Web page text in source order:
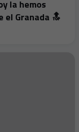
la hemos
Granada 🔝